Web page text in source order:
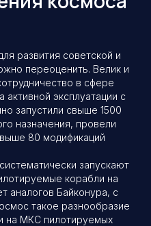
развития советской и
переоценить. Велик и
в сфере
активной эксплуатации с
запустили свыше 1500
назначения, провели
80 модификаций
запускают
корабли на
аналогов Байконура, с
такое разнообразие
на МКС пилотируемых